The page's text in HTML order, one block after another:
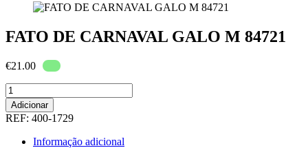
FATO DE CARNAVAL GALO M 84721
€21.00
Quantidade
de
FATO
DE
CARNAVAL
GALO
Adicionar
REF: 400-1729
Informação adicional